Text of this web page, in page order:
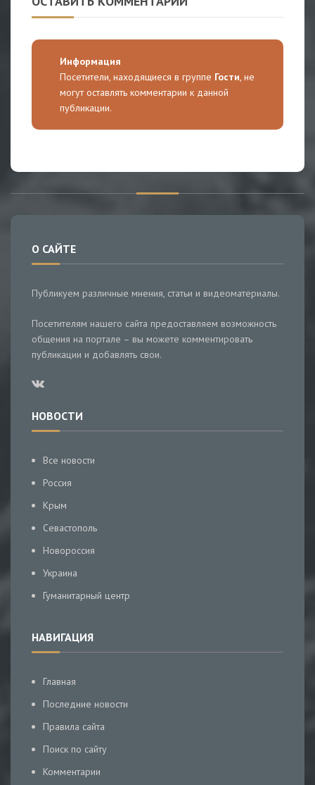
Информация
Посетители, находящиеся в группе Гости , не
могут оставлять комментарии к данной
публикации.
О САЙТЕ
Публикуем различные мнения, статьи и видеоматериалы.
Посетителям нашего сайта предоставляем возможность
общения на портале – вы можете комментировать
публикации и добавлять свои.
НОВОСТИ
Все новости
Россия
Крым
Севастополь
Новороссия
Украина
Гуманитарный центр
НАВИГАЦИЯ
Главная
Последние новости
Правила сайта
Поиск по сайту
Комментарии